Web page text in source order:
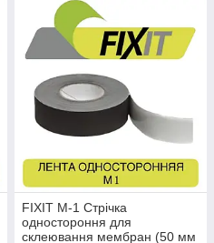
FIXIT М-1 Стрічка
одностороння для
склеювання мембран (50 мм